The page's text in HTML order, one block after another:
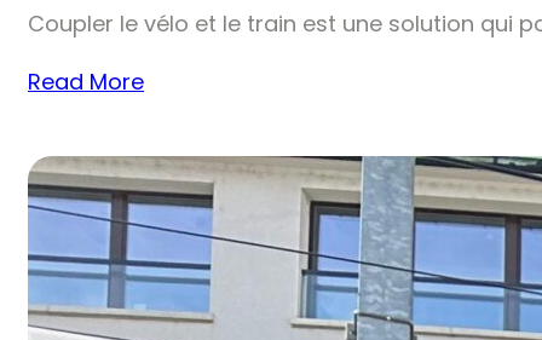
Coupler le vélo et le train est une solution qui
Read More